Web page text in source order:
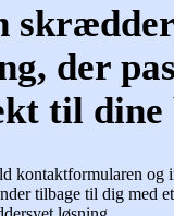
der
til dine
kontaktformularen og
tilbage til dig med